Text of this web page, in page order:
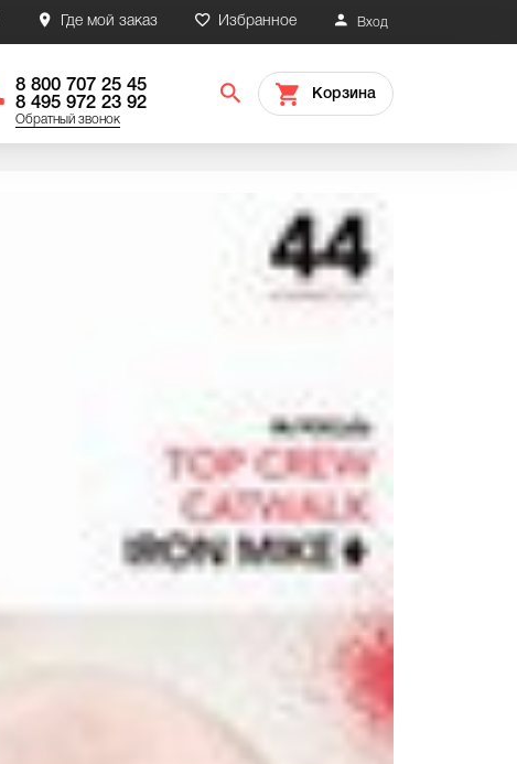
Вход
Избранное
Где мой заказ
8 800 707 25 45
8 495 972 23 92
Обратный звонок
Корзина